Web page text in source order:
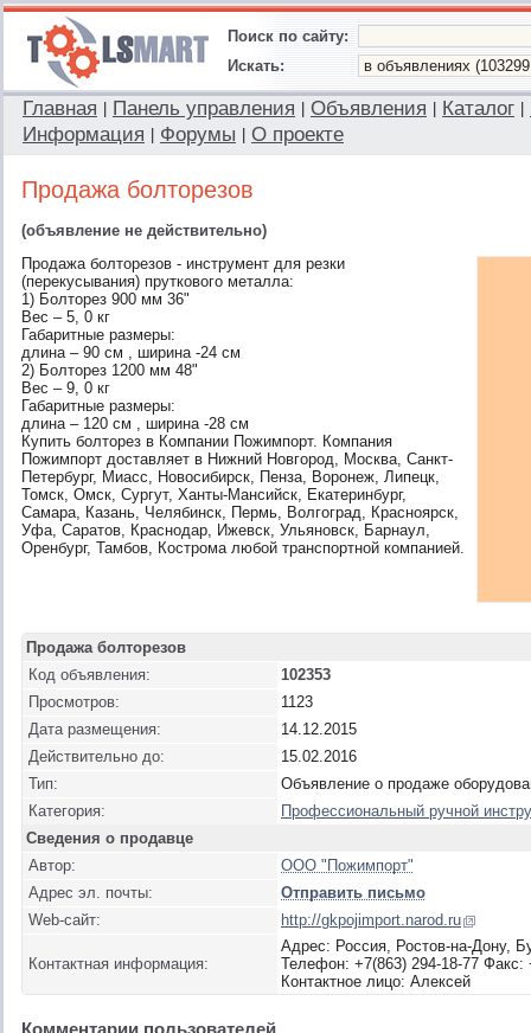
Поиск по сайту:
Искать:
Главная Панель управления Объявления Каталог
Информация
Форумы О проекте
Продажа болторезов
(объявление не действительно)
Продажа болторезов - инструмент для резки
(перекусывания) пруткового металла:
1) Болторез 900 мм 36"
Вес – 5, 0 кг
Габаритные размеры:
длина – 90 см , ширина -24 см
2) Болторез 1200 мм 48"
Вес – 9, 0 кг
Габаритные размеры:
длина – 120 см , ширина -28 см
Купить болторез в Компании Пожимпорт. Компания
Пожимпорт доставляет в Нижний Новгород, Москва, Санкт-
Петербург, Миасс, Новосибирск, Пенза, Воронеж, Липецк,
Томск, Омск, Сургут, Ханты-Мансийск, Екатеринбург,
Самара, Казань, Челябинск, Пермь, Волгоград, Красноярск,
Уфа, Саратов, Краснодар, Ижевск, Ульяновск, Барнаул,
Оренбург, Тамбов, Кострома любой транспортной компанией.
Продажа болторезов
Код объявления:
102353
Просмотров:
1123
Дата размещения:
14.12.2015
Действительно до:
15.02.2016
Тип:
Объявление о продаже
Категория:
Профессиональный ручной
Сведения о продавце
Автор:
ООО "Пожимпорт"
Адрес эл. почты:
Отправить письмо
Web-сайт:
http://gkpojimport.narod.ru
Контактная информация:
Адрес: Россия, Ростов-на-Дону,
Телефон: +7(863) 294-18-77 Факс:
Контактное лицо: Алексей
Комментарии пользователей